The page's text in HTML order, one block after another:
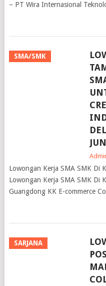
– PT Wira Internasional
SMA/SMK
Lowongan Kerja SMA SMK Di
Lowongan Kerja SMA SMK Di
Guangdong KK E-commerce
SARJANA